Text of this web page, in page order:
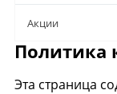
Aкции
Политика
Эта страница